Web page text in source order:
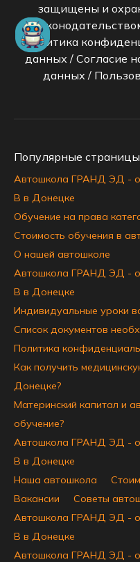
защищены и
Политика
данных/ Согласие
данных /
Популярные страницы
Автошкола ГРАНД ЭД -
B в Донецке
Обучение на права
Стоимость обучения в
О нашей автошколе
Автошкола ГРАНД ЭД -
B в Донецке
Индивидуальные уроки
Список документов
Политика
Как получить
Донецке?
Материнский капитал и
обучение?
Автошкола ГРАНД ЭД -
B в Донецке
Наша автошкола
Вакансии
Советы
Автошкола ГРАНД ЭД -
B в Донецке
Автошкола ГРАНД ЭД -